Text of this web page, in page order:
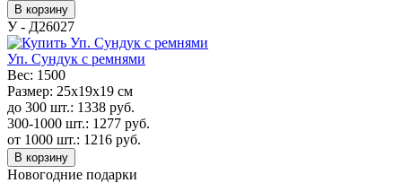
В корзину
У - Д26027
Уп. Сундук с ремнями
Вес: 1500
Размер: 25х19х19 см
до 300 шт.: 1338 руб.
300-1000 шт.: 1277 руб.
от 1000 шт.: 1216 руб.
В корзину
Новогодние подарки